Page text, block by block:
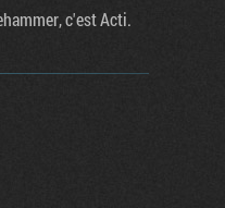
c'est Acti.